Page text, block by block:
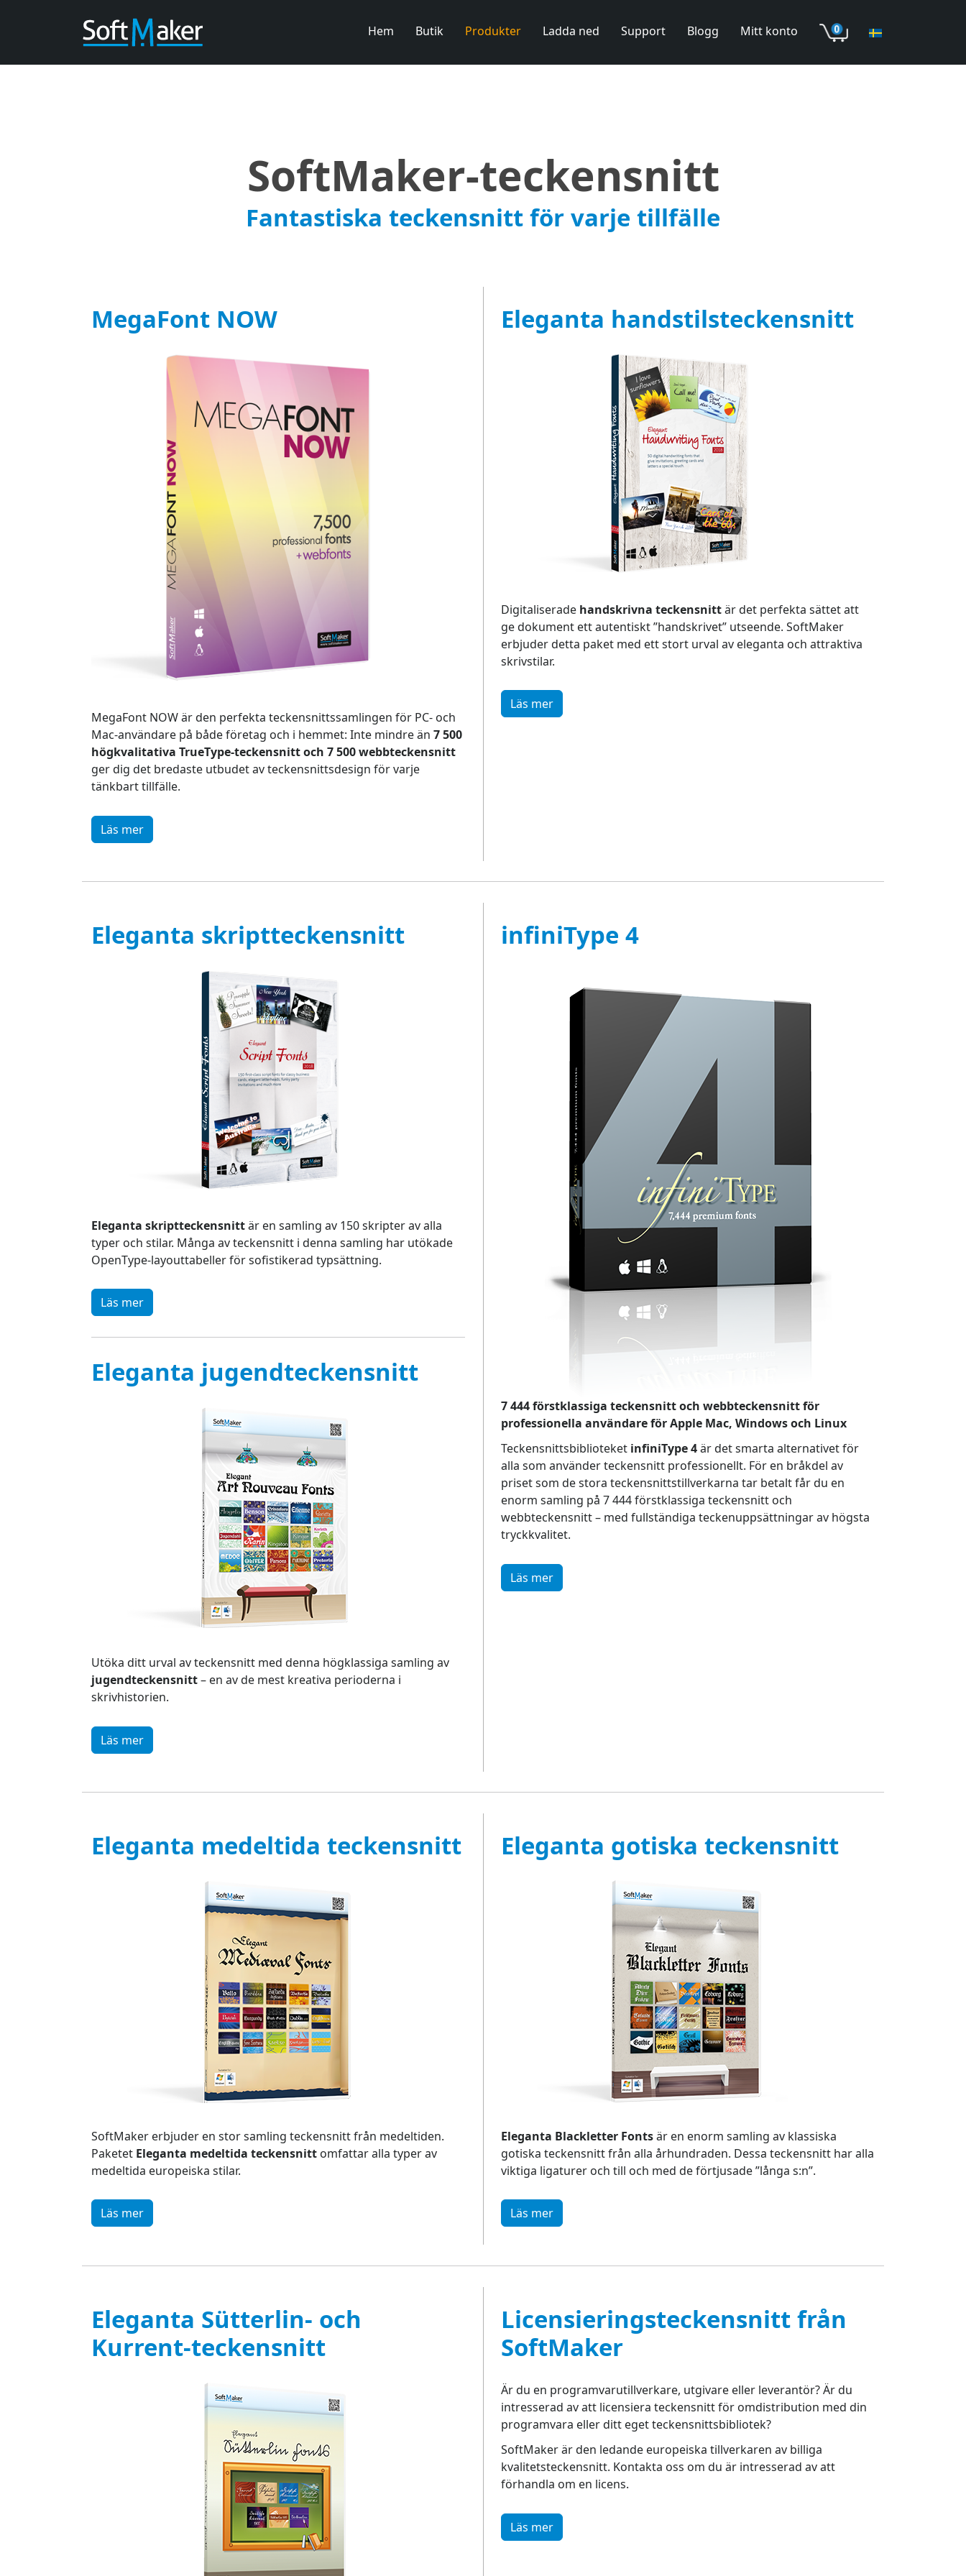
Hem Butik Produkter Ladda ned Support Blogg Mitt konto
SoftMaker-teckensnitt
Fantastiska teckensnitt för varje tillfälle
MegaFont NOW
MegaFont NOW är den perfekta teckensnittssamlingen för PC- och
Mac-användare på både företag och i hemmet: Inte mindre än 7 500
högkvalitativa TrueType-teckensnitt och 7 500 webbteckensnitt
ger dig det bredaste utbudet av teckensnittsdesign för varje
tänkbart tillfälle.
Läs mer
Eleganta handstilsteckensnitt
Digitaliserade handskrivna teckensnittär det perfekta sättet att
ge dokument ett autentiskt ”handskrivet” utseende. SoftMaker
erbjuder detta paket med ett stort urval av eleganta och attraktiva
skrivstilar.
Läs mer
Eleganta skriptteckensnitt
Eleganta skriptteckensnittär en samling av 150 skripter av alla
typer och stilar. Många av teckensnitt i denna samling har utökade
OpenType-layouttabeller för sofistikerad typsättning.
Läs mer
Eleganta jugendteckensnitt
Utöka ditt urval av teckensnitt med denna högklassiga samling av
jugendteckensnitt– en av de mest kreativa perioderna i
skrivhistorien.
Läs mer
infiniType 4
7 444 förstklassiga teckensnitt och webbteckensnitt för
professionella användare för Apple Mac, Windows och Linux
Teckensnittsbiblioteket infiniType 4är det smarta alternativet för
alla som använder teckensnitt professionellt. För en bråkdel av
priset som de stora teckensnittstillverkarna tar betalt får du en
enorm samling på 7 444 förstklassiga teckensnitt och
webbteckensnitt – med fullständiga teckenuppsättningar av högsta
tryckkvalitet.
Läs mer
Eleganta medeltida teckensnitt
SoftMaker erbjuder en stor samling teckensnitt från medeltiden.
Paketet Eleganta medeltida teckensnitt omfattar alla typer av
medeltida europeiska stilar.
Läs mer
Eleganta gotiska teckensnitt
Eleganta Blackletter Fontsär en enorm samling av klassiska
gotiska teckensnitt från alla århundraden. Dessa teckensnitt har alla
viktiga ligaturer och till och med de förtjusade ”långa s:n”.
Läs mer
Eleganta Sütterlin- och
Kurrent-teckensnitt
Licensieringsteckensnitt från
SoftMaker
Är du en programvarutillverkare, utgivare eller leverantör? Är du
intresserad av att licensiera teckensnitt för omdistribution med din
programvara eller ditt eget teckensnittsbibliotek?
SoftMaker är den ledande europeiska tillverkaren av billiga
kvalitetsteckensnitt. Kontakta oss om du är intresserad av att
förhandla om en licens.
Läs mer